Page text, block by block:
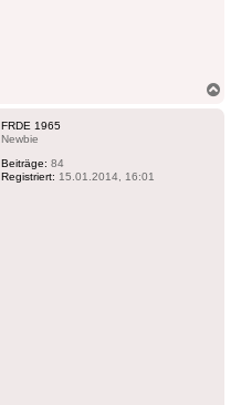
FRDE 1965
Newbie
Beiträge: 84
Registriert: 15.01.2014, 16:01